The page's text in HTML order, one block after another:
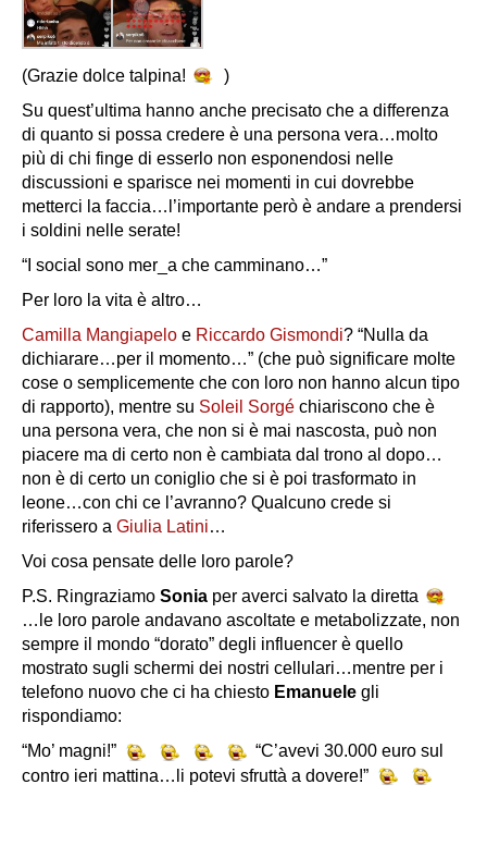
(Grazie dolce talpina!
)
Su quest’ultima hanno anche precisato che a differenza
di quanto si possa credere è una persona vera…molto
più di chi finge di esserlo non esponendosi nelle
discussioni e sparisce nei momenti in cui dovrebbe
metterci la faccia…l’importante però è andare a prendersi
i soldini nelle serate!
“I social sono mer_a che camminano…”
Per loro la vita è altro…
Camilla Mangiapelo e Riccardo Gismondi? “Nulla da
dichiarare…per il momento…” (che può significare molte
cose o semplicemente che con loro non hanno alcun tipo
di rapporto), mentre su Soleil Sorgé chiariscono che è
una persona vera, che non si è mai nascosta, può non
piacere ma di certo non è cambiata dal trono al dopo…
non è di certo un coniglio che si è poi trasformato in
leone…con chi ce l’avranno? Qualcuno crede si
riferissero a Giulia Latini…
Voi cosa pensate delle loro parole?
P.S. Ringraziamo Sonia per averci salvato la diretta
…le loro parole andavano ascoltate e metabolizzate, non
sempre il mondo “dorato” degli influencer è quello
mostrato sugli schermi dei nostri cellulari…mentre per i
telefono nuovo che ci ha chiesto Emanuele gli
rispondiamo:
“Mo’ magni!”
“C’avevi 30.000 euro sul
contro ieri mattina…li potevi sfruttà a dovere!”